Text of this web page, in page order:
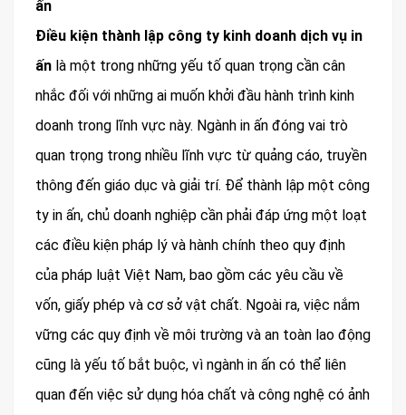
ấn
Điều kiện thành lập công ty kinh doanh dịch vụ in
ấn là một trong những yếu tố quan trọng cần cân
nhắc đối với những ai muốn khởi đầu hành trình kinh
doanh trong lĩnh vực này. Ngành in ấn đóng vai trò
quan trọng trong nhiều lĩnh vực từ quảng cáo, truyền
thông đến giáo dục và giải trí. Để thành lập một công
ty in ấn, chủ doanh nghiệp cần phải đáp ứng một loạt
các điều kiện pháp lý và hành chính theo quy định
của pháp luật Việt Nam, bao gồm các yêu cầu về
vốn, giấy phép và cơ sở vật chất. Ngoài ra, việc nắm
vững các quy định về môi trường và an toàn lao động
cũng là yếu tố bắt buộc, vì ngành in ấn có thể liên
quan đến việc sử dụng hóa chất và công nghệ có ảnh